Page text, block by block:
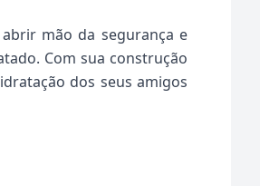
mão da segurança e
Com sua construção
dos seus amigos